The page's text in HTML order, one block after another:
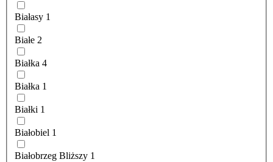
Białasy 1
Białe 2
Białka 4
Białka 1
Białki 1
Białobiel 1
Białobrzeg Bliższy 1